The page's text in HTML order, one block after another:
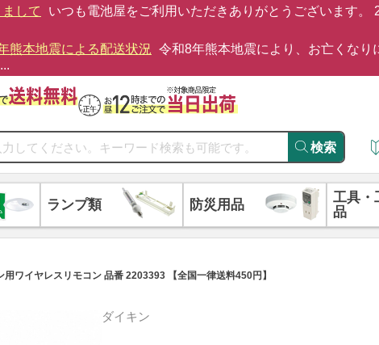
して
いつも電池屋をご利用いただきありがとうございます
熊本地震による配送状況 令和8年熊本地震により、お亡くな
検索
ランプ類 防災用品
工具・
品
ワイヤレスリモコン 品番 2203393 【全国一律送料450円】
ダイキン